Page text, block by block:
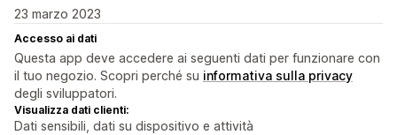
23 marzo 2023
Accesso ai dati
Questa app deve accedere ai seguenti dati per funzionare con
il tuo negozio. Scopri perché su informativa sulla privacy
degli sviluppatori.
Visualizza dati clienti:
Dati sensibili, dati su dispositivo e attività